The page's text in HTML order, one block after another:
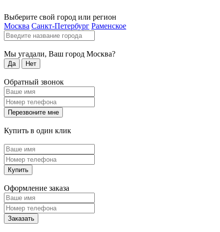
Выберите свой город или регион
Москва Санкт-Петербург Раменское
Мы угадали, Ваш город Москва?
Да Нет
Обратный звонок
Перезвоните мне
Купить в один клик
Купить
Оформление заказа
Заказать